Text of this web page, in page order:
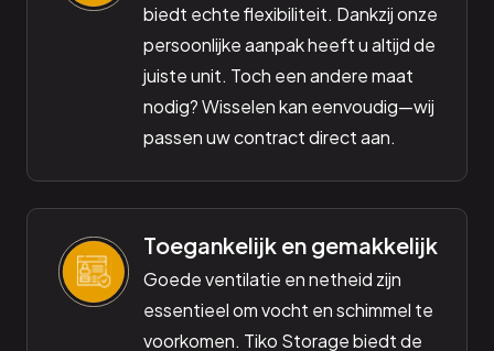
biedt echte flexibiliteit. Dankzij onze
persoonlijke aanpak heeft u altijd de
juiste unit. Toch een andere maat
nodig? Wisselen kan eenvoudig—wij
passen uw contract direct aan.
Toegankelijk en gemakkelijk
Goede ventilatie en netheid zijn
essentieel om vocht en schimmel te
voorkomen. Tiko Storage biedt de